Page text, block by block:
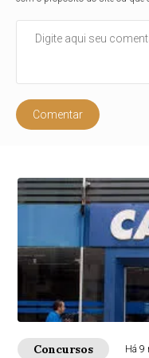
Comentar
Concursos Há 9